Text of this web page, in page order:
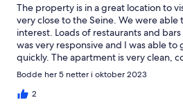
The property is in a great location to
very close to the Seine. We were able
interest. Loads of restaurants and
was very responsive and I was able to
quickly. The apartment is very clean,
modern, although warm. There is a
there. FYI-taxi’s/cars are not able to
Bodde her 5 netter i oktober 2023
2